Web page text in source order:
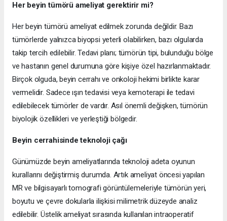
Her beyin tümörü ameliyat gerektirir mi?
Her beyin tümörü ameliyat edilmek zorunda değildir. Bazı
tümörlerde yalnızca biyopsi yeterli olabilirken, bazı olgularda
takip tercih edilebilir. Tedavi planı; tümörün tipi, bulunduğu bölge
ve hastanın genel durumuna göre kişiye özel hazırlanmaktadır.
Birçok olguda, beyin cerrahı ve onkoloji hekimi birlikte karar
vermelidir. Sadece ışın tedavisi veya kemoterapi ile tedavi
edilebilecek tümörler de vardır. Asıl önemli değişken, tümörün
biyolojik özellikleri ve yerleştiği bölgedir.
Beyin cerrahisinde teknoloji çağı
Günümüzde beyin ameliyatlarında teknoloji adeta oyunun
kurallarını değiştirmiş durumda. Artık ameliyat öncesi yapılan
MR ve bilgisayarlı tomografi görüntülemeleriyle tümörün yeri,
boyutu ve çevre dokularla ilişkisi milimetrik düzeyde analiz
edilebilir. Üstelik ameliyat sırasında kullanılan intraoperatif